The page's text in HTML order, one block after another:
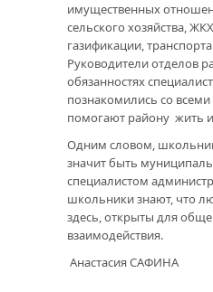
имущественных
сельского хозяйства,
газификации,
Руководители отделов
обязанностях
познакомились со
помогают району жить и
Одним словом,
значит быть
специалистом
школьники знают, что
здесь, открыты для
взаимодействия.
Анастасия САФИНА